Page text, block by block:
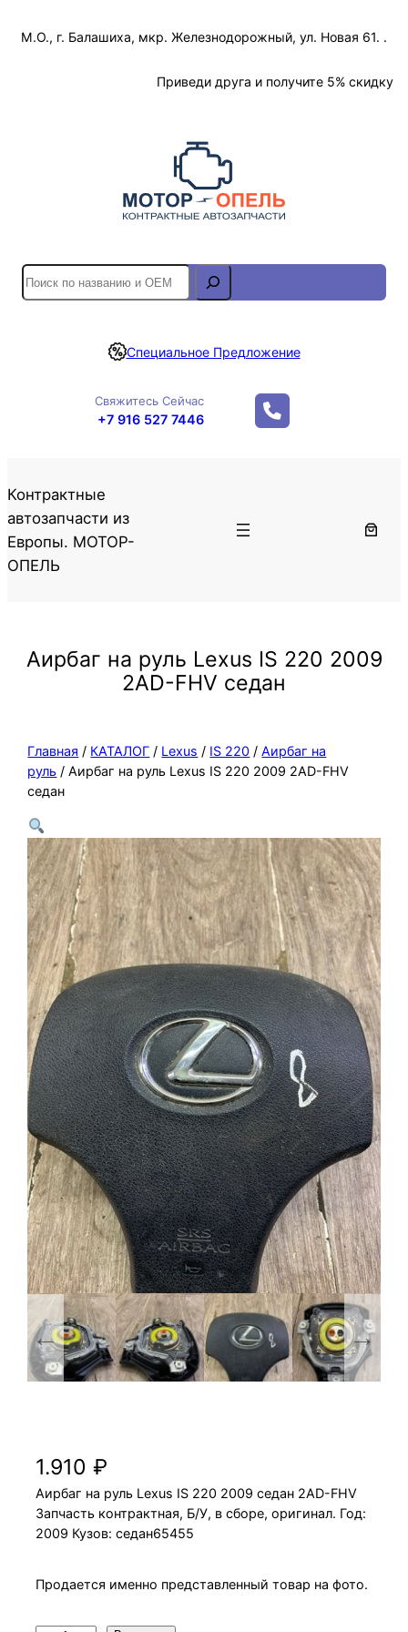
М.О., г. Балашиха, мкр. Железнодорожный, ул. Новая 61. .
Приведи друга и получите 5% скидку
S
e
r
Специальное Предложение
Свяжитесь Сейчас
+7 916 527 7446
Контрактные
автозапчасти из
Европы. МОТОР-
ОПЕЛЬ
Аирбаг на руль Lexus IS 220 2009
2AD-FHV седан
Главная / КАТАЛОГ / Lexus / IS 220 /Аирбаг на
руль / Аирбаг на руль Lexus IS 220 2009 2AD-FHV
седан
1.910₽
Аирбаг на руль Lexus IS 220 2009 седан 2AD-FHV
Запчасть контрактная, Б/У, в сборе, оригинал. Год:
2009 Кузов: седан65455
Продается именно представленный товар на фото.